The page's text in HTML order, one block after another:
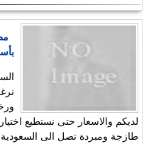
لديكم والاسعار حتى نستطيع
طازجة ومبردة تصل الى السعودية